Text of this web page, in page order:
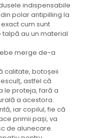
indispensabile
polar antipilling la
cum sunt
au un material
merge de-a
calitate, botoșeii
astfel că
le proteja, fară a
a acestora.
iar copilul, fie că
primii pași, va
de alunecare.